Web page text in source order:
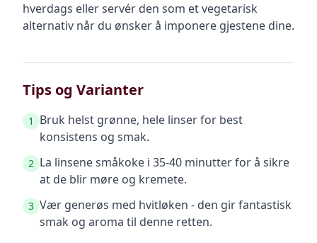
hverdags eller servér den som et vegetarisk
alternativ når du ønsker å imponere gjestene dine.
Tips og Varianter
1
Bruk helst grønne, hele linser for best
konsistens og smak.
2 La linsene småkoke i 35-40 minutter for å sikre
at de blir møre og kremete.
3 Vær generøs med hvitløken - den gir fantastisk
smak og aroma til denne retten.